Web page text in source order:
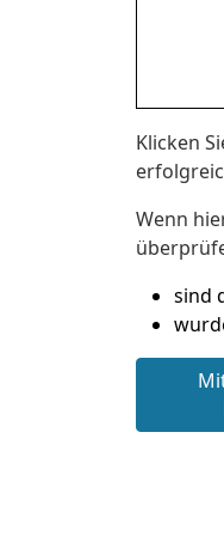
Klicken
Wenn
sind